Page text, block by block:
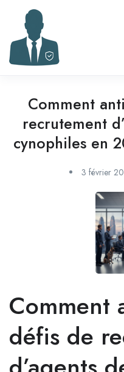
Comment
recrutement
cynophiles en
3 février
Comment
défis de